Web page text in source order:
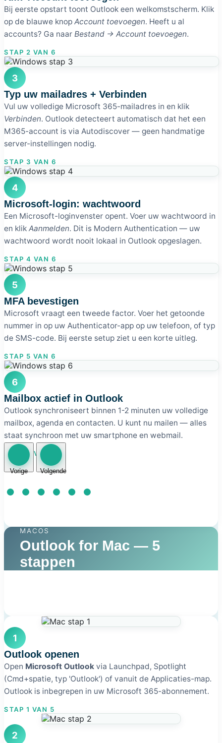
Bij eerste opstart toont Outlook een welkomstscherm. Klik
op de blauwe knop Account toevoegen. Heeft u al
accounts? Ga naar Bestand → Account toevoegen.
STAP 2 VAN 6
3
Typ uw mailadres + Verbinden
Vul uw volledige Microsoft 365-mailadres in en klik
Verbinden. Outlook detecteert automatisch dat het een
M365-account is via Autodiscover — geen handmatige
server-instellingen nodig.
STAP 3 VAN 6
4
Microsoft-login: wachtwoord
Een Microsoft-loginvenster opent. Voer uw wachtwoord in
en klik Aanmelden. Dit is Modern Authentication — uw
wachtwoord wordt nooit lokaal in Outlook opgeslagen.
STAP 4 VAN 6
5
MFA bevestigen
Microsoft vraagt een tweede factor. Voer het getoonde
nummer in op uw Authenticator-app op uw telefoon, of typ
de SMS-code. Bij eerste setup ziet u een korte uitleg.
STAP 5 VAN 6
6
Mailbox actief in Outlook
Outlook synchroniseert binnen 1-2 minuten uw volledige
mailbox, agenda en contacten. U kunt nu mailen — alles
staat synchroon met uw smartphone en webmail.
STAP 6 VAN 6
Vorige Volgende
MACOS
Outlook for Mac — 5
stappen
1
Outlook openen
Open Microsoft Outlook via Launchpad, Spotlight
(Cmd+spatie, typ 'Outlook') of vanuit de Applicaties-map.
Outlook is inbegrepen in uw Microsoft 365-abonnement.
STAP 1 VAN 5
2